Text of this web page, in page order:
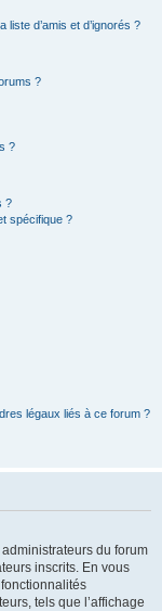
d’amis et d’ignorés ?
?
?
?
spécifique ?
légaux liés à ce forum ?
du forum
inscrits. En vous
tels que l’affichage